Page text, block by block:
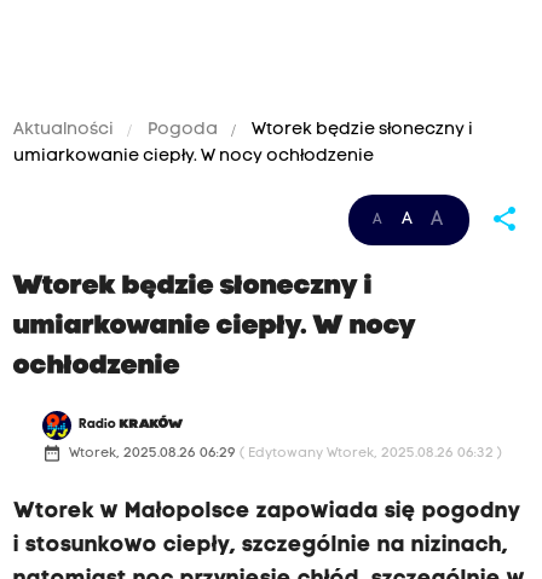
Aktualności Pogoda
Wtorek będzie słoneczny i
umiarkowanie ciepły. W nocy ochłodzenie
A A A share
Wtorek będzie słoneczny i
umiarkowanie ciepły. W nocy
ochłodzenie
Radio KRAKÓW
date_range Wtorek, 2025.08.26 06:29 ( Edytowany Wtorek, 2025.08.26 06:32 )
Wtorek w Małopolsce zapowiada się pogodny
i stosunkowo ciepły, szczególnie na nizinach,